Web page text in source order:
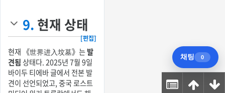
9. 현재 상태
[편집]
현재 《世界进入坟墓》는발
견됨 상태다. 2025년 7월 9일
바이두 티에바 글에서 전본 발
견이 선언되었고, 중국 로스트